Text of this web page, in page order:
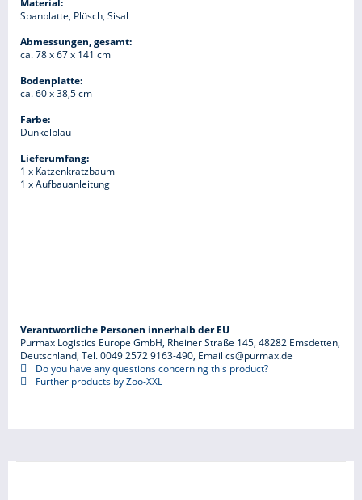
Material:
Spanplatte, Plüsch, Sisal
Abmessungen, gesamt:
ca. 78 x 67 x 141 cm
Bodenplatte:
ca. 60 x 38,5 cm
Farbe:
Dunkelblau
Lieferumfang:
1 x Katzenkratzbaum
1 x Aufbauanleitung
Verantwortliche Personen innerhalb der EU
Purmax Logistics Europe GmbH, Rheiner Straße 145, 48282 Emsdetten,
Deutschland, Tel. 0049 2572 9163-490, Email cs@purmax.de
Do you have any questions concerning this product?
Further products by Zoo-XXL